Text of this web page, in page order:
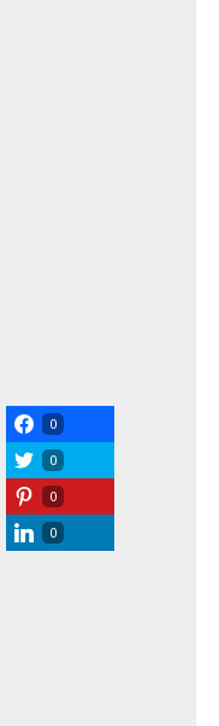
0
0
0
0